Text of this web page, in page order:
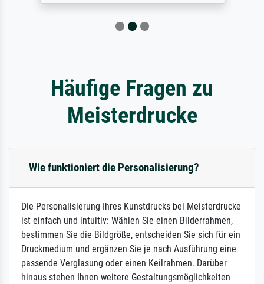
Häufige Fragen zu
Meisterdrucke
Wie funktioniert die Personalisierung?
Die Personalisierung Ihres Kunstdrucks bei Meisterdrucke
ist einfach und intuitiv: Wählen Sie einen Bilderrahmen,
bestimmen Sie die Bildgröße, entscheiden Sie sich für ein
Druckmedium und ergänzen Sie je nach Ausführung eine
passende Verglasung oder einen Keilrahmen. Darüber
hinaus stehen Ihnen weitere Gestaltungsmöglichkeiten